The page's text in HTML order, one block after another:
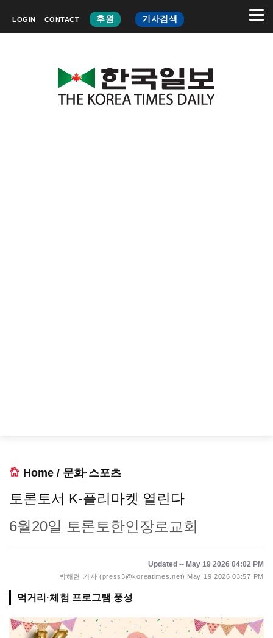
LOGIN CONTACT 후원 기사검색
Home / 문화·스포츠
토론토서 K-플리마켓 열린다
6월20일 토론토한인장로교회
Updated -- May 19 2026 04:02 PM
박해련 기자 (press3@koreatimes.net) May 19 2026 03:57 PM
먹거리·체험 프로그램 풍성